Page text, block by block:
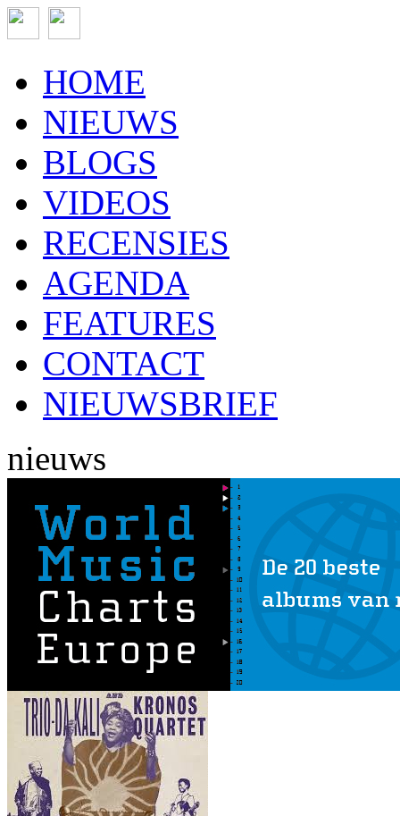
HOME
NIEUWS
BLOGS
VIDEOS
RECENSIES
AGENDA
FEATURES
CONTACT
NIEUWSBRIEF
nieuws